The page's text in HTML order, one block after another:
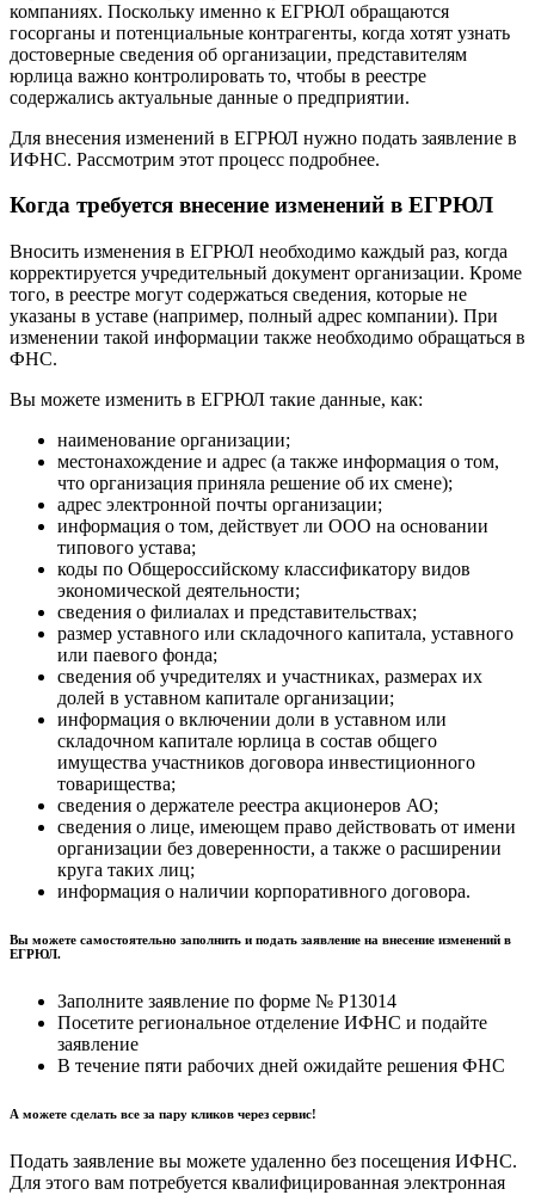
компаниях. Поскольку именно к ЕГРЮЛ обращаются
госорганы и потенциальные контрагенты, когда хотят узнать
достоверные сведения об организации, представителям
юрлица важно контролировать то, чтобы в реестре
содержались актуальные данные о предприятии.
Для внесения изменений в ЕГРЮЛ нужно подать заявление в
ИФНС. Рассмотрим этот процесс подробнее.
Когда требуется внесение изменений в ЕГРЮЛ
Вносить изменения в ЕГРЮЛ необходимо каждый раз, когда
корректируется учредительный документ организации. Кроме
того, в реестре могут содержаться сведения, которые не
указаны в уставе (например, полный адрес компании). При
изменении такой информации также необходимо обращаться в
ФНС.
Вы можете изменить в ЕГРЮЛ такие данные, как:
наименование организации;
местонахождение и адрес (а также информация о том,
что организация приняла решение об их смене);
адрес электронной почты организации;
информация о том, действует ли ООО на основании
типового устава;
коды по Общероссийскому классификатору видов
экономической деятельности;
сведения о филиалах и представительствах;
размер уставного или складочного капитала, уставного
или паевого фонда;
сведения об учредителях и участниках, размерах их
долей в уставном капитале организации;
информация о включении доли в уставном или
складочном капитале юрлица в состав общего
имущества участников договора инвестиционного
товарищества;
сведения о держателе реестра акционеров АО;
сведения о лице, имеющем право действовать от имени
организации без доверенности, а также о расширении
круга таких лиц;
информация о наличии корпоративного договора.
Вы можете самостоятельно заполнить и подать заявление на внесение изменений в
ЕГРЮЛ.
Заполните заявление по форме № Р13014
Посетите региональное отделение ИФНС и подайте
заявление
В течение пяти рабочих дней ожидайте решения ФНС
А можете сделать все за пару кликов через сервис!
Подать заявление вы можете удаленно без посещения ИФНС.
Для этого вам потребуется квалифицированная электронная